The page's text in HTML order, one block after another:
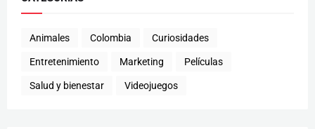
Animales Colombia Curiosidades
Entretenimiento Marketing Películas
Salud y bienestar Videojuegos